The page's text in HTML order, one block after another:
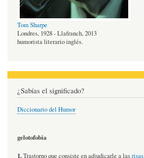
Tom Sharpe
Londres, 1928 - Llafranch, 2013
humorista literario inglés.
¿Sabías el significado?
Diccionario del Humor
gelotofobia
1.Trastorno que consiste en adjudicarle a lasrisas